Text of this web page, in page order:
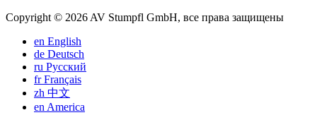
Copyright © 2026 AV Stumpfl GmbH, все права защищены
en English
de Deutsch
ru Pусский
frFrançais
zh 中文
en America